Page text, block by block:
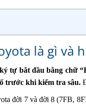
là gì và
tự bắt đầu bằng chữ
trước khi kiểm tra sâu.
đời 7 và đời 8 (7FB,